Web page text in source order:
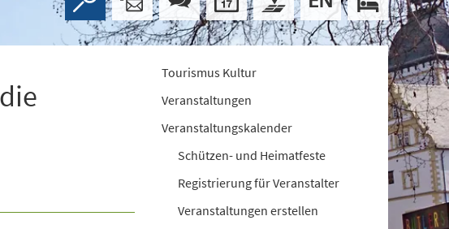
Tourismus Kultur
Veranstaltungen
Veranstaltungskalender
Schützen- und Heimatfeste
Registrierung für Veranstalter
Veranstaltungen erstellen